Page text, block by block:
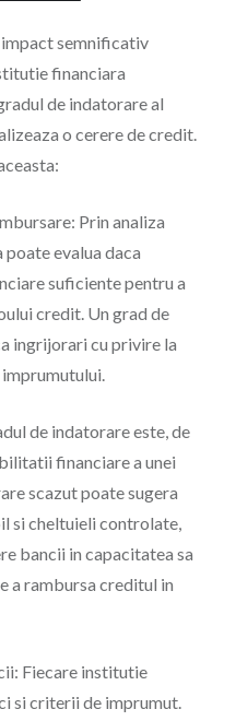
impact semnificativ
financiara
de indatorare al
o cerere de credit.
Prin analiza
evalua daca
suficiente pentru a
credit. Un grad de
ingrijorari cu privire la
de indatorare este, de
financiare a unei
scazut poate sugera
si cheltuieli controlate,
bancii in capacitatea sa
a rambursa creditul in
Fiecare institutie
si criterii de imprumut.